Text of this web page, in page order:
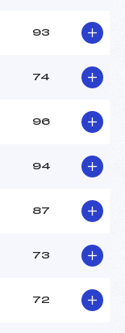
U16
93
74
96
94
87
73
72